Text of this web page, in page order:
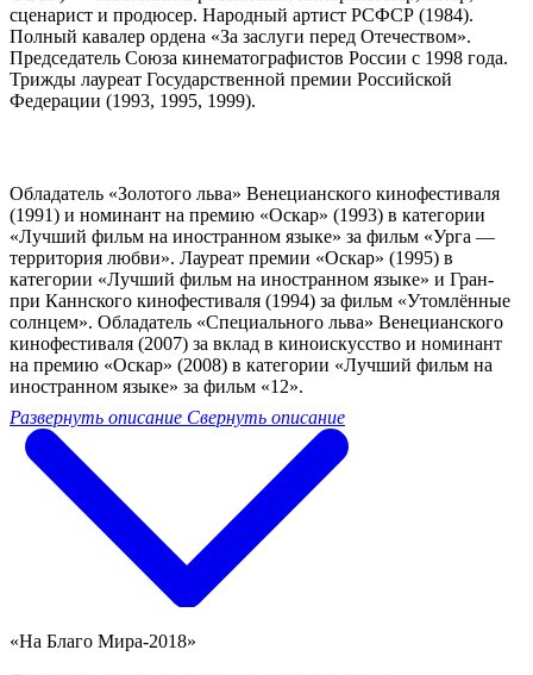
сценарист и продюсер. Народный артист РСФСР (1984).
Полный кавалер ордена «За заслуги перед Отечеством».
Председатель Союза кинематографистов России с 1998 года.
Трижды лауреат Государственной премии Российской
Федерации (1993, 1995, 1999).
Обладатель «Золотого льва» Венецианского кинофестиваля
(1991) и номинант на премию «Оскар» (1993) в категории
«Лучший фильм на иностранном языке» за фильм «Урга —
территория любви». Лауреат премии «Оскар» (1995) в
категории «Лучший фильм на иностранном языке» и Гран-
при Каннского кинофестиваля (1994) за фильм «Утомлённые
солнцем». Обладатель «Специального льва» Венецианского
кинофестиваля (2007) за вклад в киноискусство и номинант
на премию «Оскар» (2008) в категории «Лучший фильм на
иностранном языке» за фильм «12».
Развернуть описание Свернуть описание
«На Благо Мира-2018»